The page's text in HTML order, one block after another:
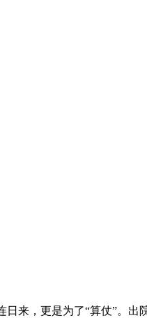
，更是为了“算仗”。出